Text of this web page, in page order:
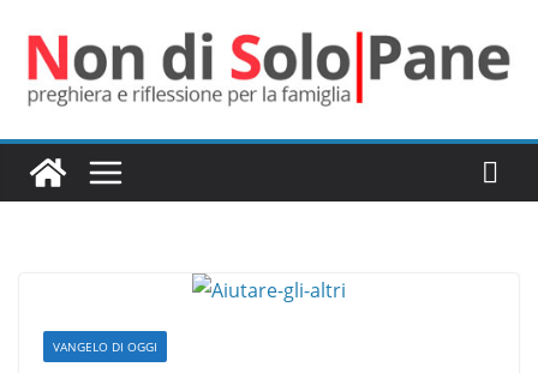
contenuto
VANGELO DI OGGI